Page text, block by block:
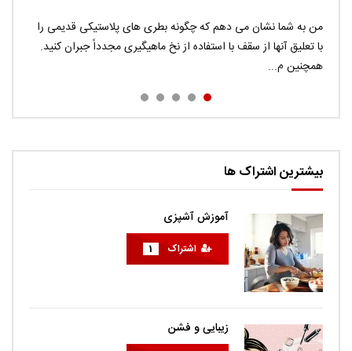
من به شما نشان می دهم که چگونه بطری های پلاستیکی قدیمی را
با تعلیق آنها از سقف با استفاده از نخ ماهیگیری مجدداً جبران کنید.
همچنین م...
Pellentesque vitae massa commodo, interdum turpis in,
pretium enim. Integer feugiat felis a justo aliquam, porta
euismod nunc volutp...
در این ویدیو می توانید ترفند های جاسوسی را در چند دقیقه ببینید.
اگر می خواهید راهی برای گرفتن اثر انگشت افراد داشته باشید ، به
راحتی...
Donec eros risus, auctor quis congue eu, viverra id
tellus. Sed ac ligula faucibus, consequat augue nec,
sodales diam. Cras quis met...
بیشترین اشتراک ها
آموزش آشپزی
اشتراک 1
زیبایی و فشن